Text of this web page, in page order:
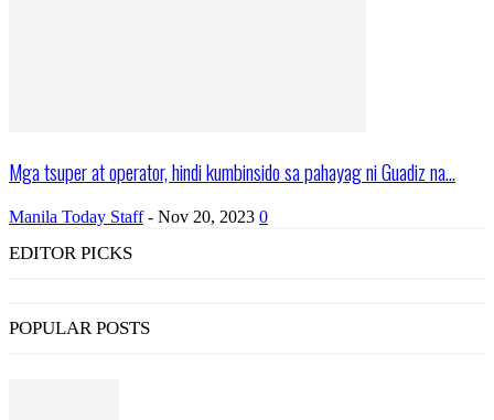
Mga tsuper at operator, hindi kumbinsido sa pahayag ni Guadiz na...
Manila Today Staff - Nov 20, 2023 0
EDITOR PICKS
POPULAR POSTS